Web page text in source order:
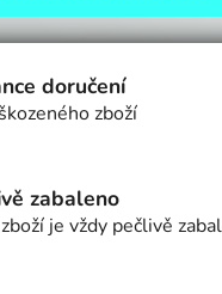
doručení
zboží
zabaleno
je vždy pečlivě